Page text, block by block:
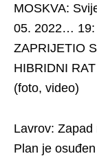
MOSKVA:
05. 2022… 19:
ZAPRIJETIO
HIBRIDNI
(foto, video)
Lavrov:
Plan je